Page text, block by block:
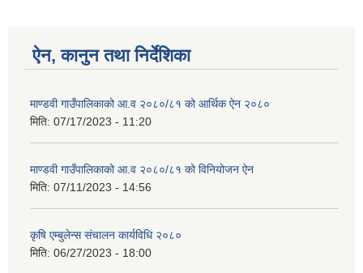
ऐन, कानुन तथा निर्देशिका
माण्डवी गाउँपालिकाको आ.व २०८०/८१ को आर्थिक ऐन २०८०
मिति: 07/17/2023 - 11:20
माण्डवी गाउँपालिकाको आ.व २०८०/८१ को विनियोजन ऐन
मिति: 07/11/2023 - 14:56
कृषि एम्बुलेन्स संचालन कार्यविधि २०८०
मिति: 06/27/2023 - 18:00